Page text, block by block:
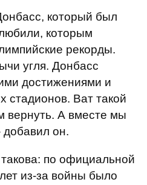
который был
которым
рекорды.
угля. Донбасс
достижениями и
стадионов. Ват такой
вернуть. А вместе мы
добавил он.
по официальной
из-за войны было